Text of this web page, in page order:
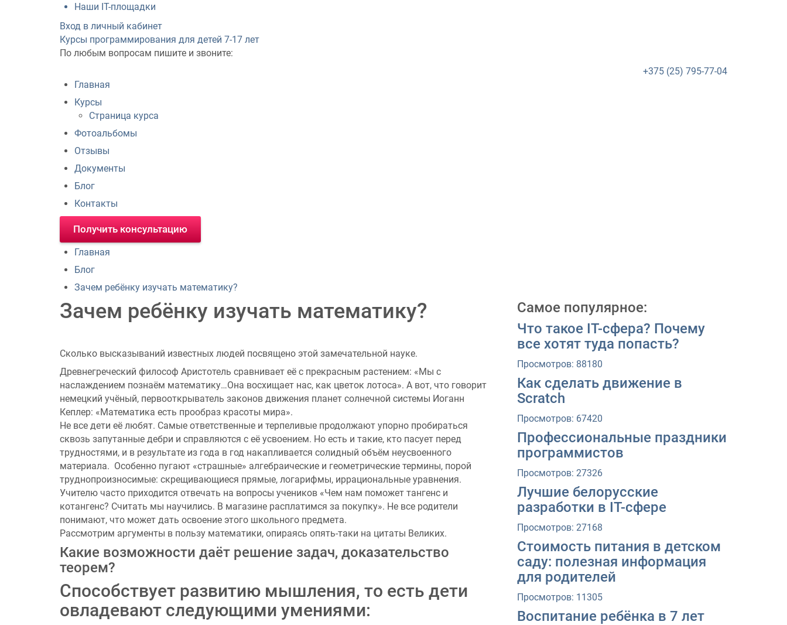
Наши IT-площадки
Вход в личный кабинет
Курсы программирования для детей 7-17 лет
По любым вопросам пишите и звоните:
+375 (25) 795-77-04
Главная
Курсы
Страница курса
Фотоальбомы
Отзывы
Документы
Блог
Контакты
Получить консультацию
Главная
Блог
Зачем ребёнку изучать математику?
Зачем ребёнку изучать математику?
Сколько высказываний известных людей посвящено этой замечательной науке.
Древнегреческий философ Аристотель сравнивает её с прекрасным растением: «Мы с
наслаждением познаём математику…Она восхищает нас, как цветок лотоса». А вот, что говорит
немецкий учёный, первооткрыватель законов движения планет солнечной системы Иоганн
Кеплер: «Математика есть прообраз красоты мира».
Не все дети её любят. Самые ответственные и терпеливые продолжают упорно пробираться
сквозь запутанные дебри и справляются с её усвоением. Но есть и такие, кто пасует перед
трудностями, и в результате из года в год накапливается солидный объём неусвоенного
материала. Особенно пугают «страшные» алгебраические и геометрические термины, порой
труднопроизносимые: скрещивающиеся прямые, логарифмы, иррациональные уравнения.
Учителю часто приходится отвечать на вопросы учеников «Чем нам поможет тангенс и
котангенс? Считать мы научились. В магазине расплатимся за покупку». Не все родители
понимают, что может дать освоение этого школьного предмета.
Рассмотрим аргументы в пользу математики, опираясь опять-таки на цитаты Великих.
Какие возможности даёт решение задач, доказательство
теорем?
Способствует развитию мышления, то есть дети
овладевают следующими умениями:
Самое популярное:
Что такое IT-сфера? Почему
все хотят туда попасть?
Просмотров: 88180
Как сделать движение в
Scratch
Просмотров: 67420
Профессиональные праздники
программистов
Просмотров: 27326
Лучшие белорусские
разработки в IT-сфере
Просмотров: 27168
Стоимость питания в детском
саду: полезная информация
для родителей
Просмотров: 11305
Воспитание ребёнка в 7 лет